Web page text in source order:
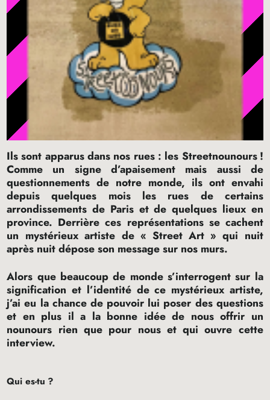
Ils sont apparus dans nos rues : les Streetnounours !
Comme un signe d’apaisement mais aussi de
questionnements de notre monde, ils ont envahi
depuis quelques mois les rues de certains
arrondissements de Paris et de quelques lieux en
province. Derrière ces représentations se cachent
un mystérieux artiste de « Street Art » qui nuit
après nuit dépose son message sur nos murs.
Alors que beaucoup de monde s’interrogent sur la
signification et l’identité de ce mystérieux artiste,
j’ai eu la chance de pouvoir lui poser des questions
et en plus il a la bonne idée de nous offrir un
nounours rien que pour nous et qui ouvre cette
interview.
Qui es-tu ?